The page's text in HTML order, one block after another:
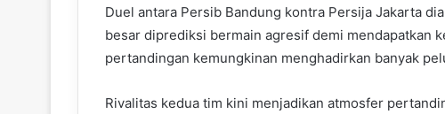
Duel antara Persib Bandung kontra Persija Jakarta
besar diprediksi bermain agresif demi mendapatkan
pertandingan kemungkinan menghadirkan banyak
Rivalitas kedua tim kini menjadikan atmosfer